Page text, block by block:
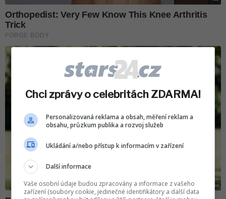
Chci zprávy o celebritách ZDARMA!
Personalizovaná reklama a obsah, měření reklam a
obsahu, průzkum publika a rozvoj služeb
Ukládání a/nebo přístup k informacím v zařízení
Další informace
Vaše osobní údaje budou zpracovány a informace z vašeho
zařízení (soubory cookie, jedinečné identifikátory a další data